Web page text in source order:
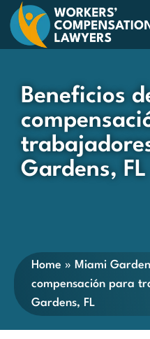
Beneficios
Gardens, FL
Home » Miami
compensación para
Gardens, FL